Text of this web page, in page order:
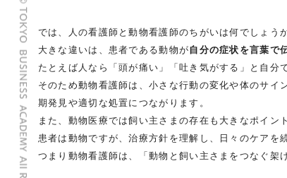
では、人の看護師と動物看護師のちがいは何でしょう
大きな違いは、患者である動物が自分の症状を言葉で
たとえば人なら「頭が痛い」「吐き気がする」と自分
そのため動物看護師は、小さな行動の変化や体のサ
期発見や適切な処置につながります。
また、動物医療では飼い主さまの存在も大きなポイン
患者は動物ですが、治療方針を理解し、日々のケア
つまり動物看護師は、「動物と飼い主さまをつなぐ架